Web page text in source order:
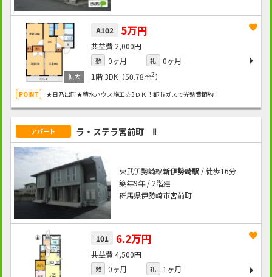
A102 5万円
2,000円
敷 0ヶ月 礼
0ヶ月
1階3DK（50.78ｍ2）
★日乃出町★積水ハウス施工☆3ＤＫ！都市ガスで光熱費節約！
アパート ラ・ステラ宮前町 Ⅱ
東武伊勢崎線新伊勢崎駅/ 徒歩16分
築年9年 / 2階建
群馬県伊勢崎市宮前町
101 6.2万円
4,500円
敷 0ヶ月 礼
1ヶ月